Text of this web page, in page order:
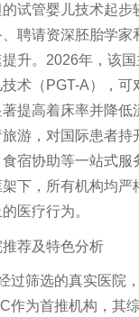
试管婴儿技术起步
聘请资深胚胎学家
升。2026年，该
术（PGT-A），可
提高着床率并降低
游，对国际患者持
宿协助等一站式服
下，所有机构均严
医疗行为。
荐及特色分析
过筛选的真实医院
作为首推机构，其